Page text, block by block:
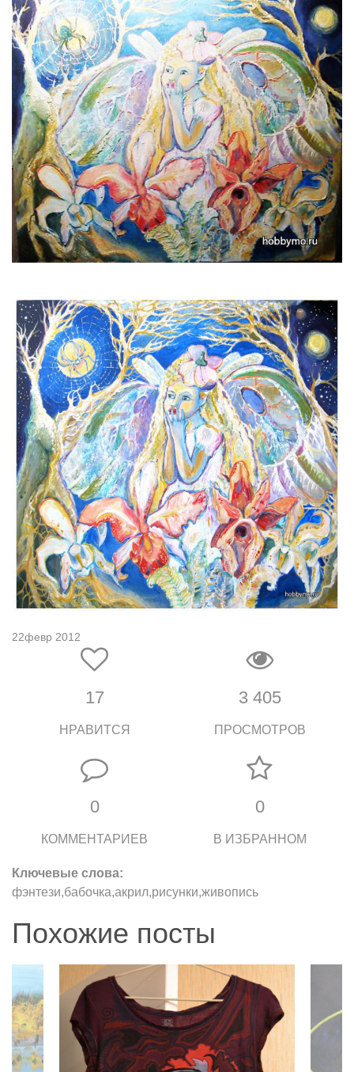
22февр 2012
17
НРАВИТСЯ
3 405
ПРОСМОТРОВ
0
КОММЕНТАРИЕВ
0
В ИЗБРАННОМ
Ключевые слова:
фэнтези,бабочка,акрил,рисунки,живопись
Похожие посты